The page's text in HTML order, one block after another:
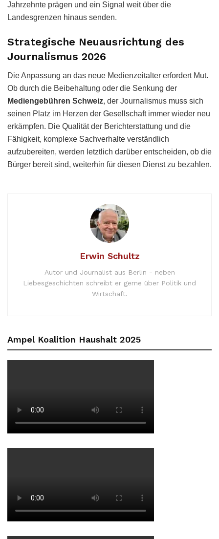
Jahrzehnte prägen und ein Signal weit über die
Landesgrenzen hinaus senden.
Strategische Neuausrichtung des
Journalismus 2026
Die Anpassung an das neue Medienzeitalter erfordert Mut.
Ob durch die Beibehaltung oder die Senkung der
Mediengebühren Schweiz, der Journalismus muss sich
seinen Platz im Herzen der Gesellschaft immer wieder neu
erkämpfen. Die Qualität der Berichterstattung und die
Fähigkeit, komplexe Sachverhalte verständlich
aufzubereiten, werden letztlich darüber entscheiden, ob die
Bürger bereit sind, weiterhin für diesen Dienst zu bezahlen.
Erwin Schultz
Autor und Journalist aus Berlin - neben
Liebesgeschichten schreibt er gerne über Politik und
Wirtschaft.
Ampel Koalition Haushalt 2025